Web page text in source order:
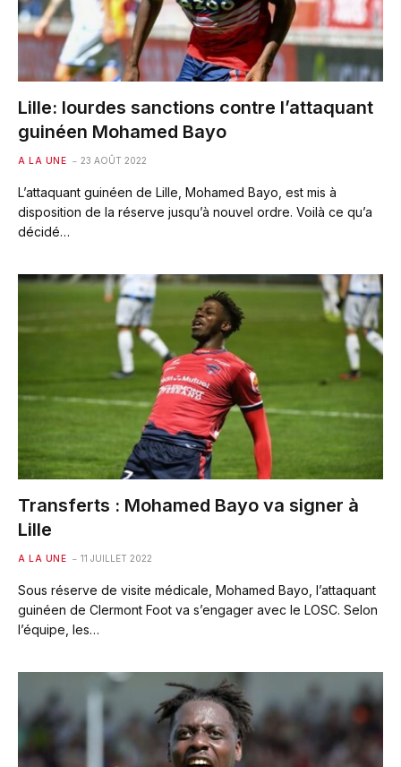
Lille: lourdes sanctions contre l’attaquant
guinéen Mohamed Bayo
A LA UNE 23 AOÛT 2022
L’attaquant guinéen de Lille, Mohamed Bayo, est mis à
disposition de la réserve jusqu’à nouvel ordre. Voilà ce qu’a
décidé…
Transferts : Mohamed Bayo va signer à
Lille
A LA UNE 11 JUILLET 2022
Sous réserve de visite médicale, Mohamed Bayo, l’attaquant
guinéen de Clermont Foot va s’engager avec le LOSC. Selon
l’équipe, les…